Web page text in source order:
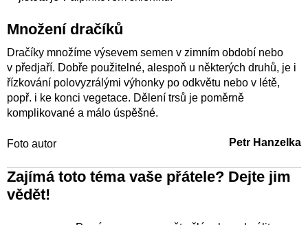
Množení dračíků
Dračíky množíme výsevem semen v zimním období nebo
v předjaří. Dobře použitelné, alespoň u některých druhů, je i
řízkování polovyzrálými výhonky po odkvětu nebo v létě,
popř. i ke konci vegetace. Dělení trsů je poměrně
komplikované a málo úspěšné.
Foto autor Petr Hanzelka
Zajímá toto téma vaše přátele? Dejte jim
vědět!